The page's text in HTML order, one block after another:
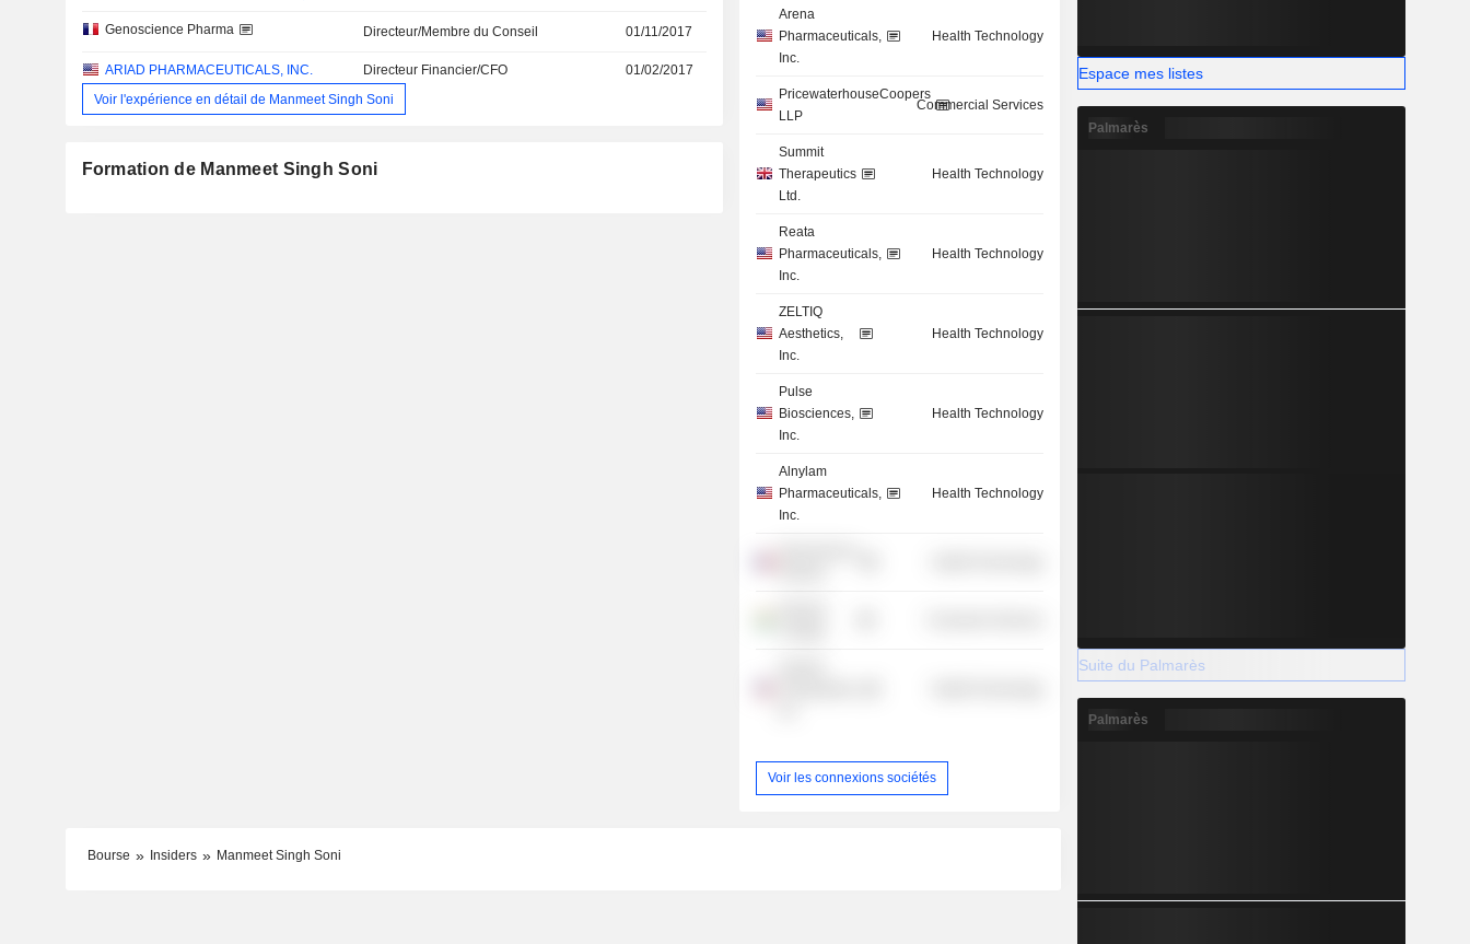
Genoscience Pharma Directeur/Membre du Conseil 01/11/2017
ARIAD PHARMACEUTICALS, INC. Directeur Financier/CFO
01/02/2017
Voir l'expérience en détail de Manmeet Singh Soni
Formation de Manmeet Singh Soni
Arena
Pharmaceuticals,
Inc.
Health Technology
PricewaterhouseCoopers
LLP
Commercial Services
Summit
Therapeutics
Ltd.
Health Technology
Reata
Pharmaceuticals,
Inc.
Health Technology
ZELTIQ
Aesthetics,
Inc.
Health Technology
Pulse
Biosciences,
Inc.
Health Technology
Alnylam
Pharmaceuticals,
Inc.
Health Technology
Voir les connexions sociétés
Bourse Insiders Manmeet Singh Soni
Espace mes listes
Palmarès
Suite du Palmarès
Palmarès